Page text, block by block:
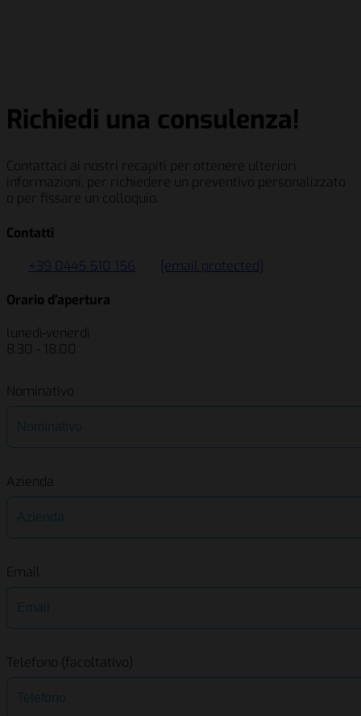
Richiedi una consulenza!
Contattaci ai nostri recapiti per ottenere ulteriori
informazioni, per richiedere un preventivo personalizzato
o per fissare un colloquio.
Contatti
+39 0445 510 156
[email protected]
Orario d'apertura
lunedì-venerdì
8.30 - 18.00
Nominativo
Azienda
Email
Telefono (facoltativo)